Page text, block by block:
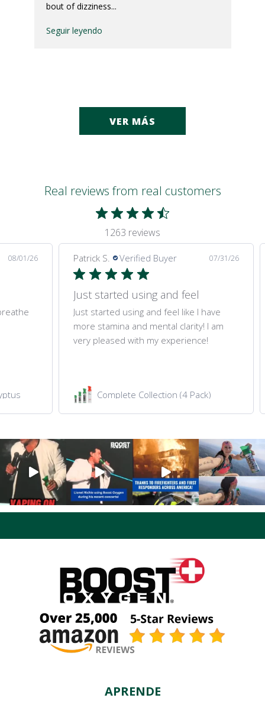
bout of dizziness...
Seguir leyendo
VER MÁS
Real reviews from real customers
1263 reviews
08/01/26 Patrick S. Verified Buyer 07/31/26
Just started using and feel
Just started using and feel like I have
more stamina and mental clarity! I am
very pleased with my experience!
Complete Collection (4 Pack)
APRENDE